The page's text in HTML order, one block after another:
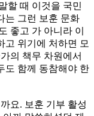
할 때 이것을 국민
는 그런 보훈 문화
좋고 가 아니라 이
고 위기에 처하면 모
의 책무 차원에서
도 함께 동참해야 한
요. 보훈 기부 활성